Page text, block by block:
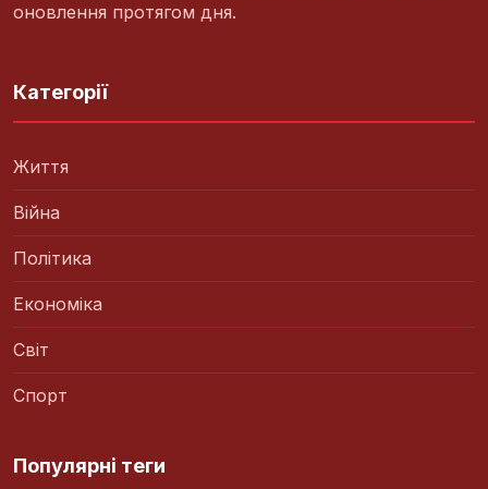
оновлення протягом дня.
Категорії
Життя
Війна
Політика
Економіка
Світ
Спорт
Популярні теги